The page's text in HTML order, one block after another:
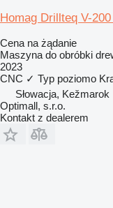
Homag Drillteq V-
Cena na żądanie
Maszyna do obróbki
2023
CNC ✓ Typ poziomo
Słowacja, Kežmarok
Optimall, s.r.o.
Kontakt z dealerem